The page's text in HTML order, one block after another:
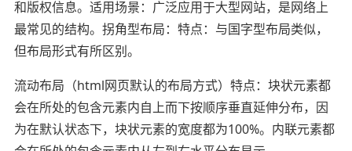
和版权信息。适用场景：广泛应用于大型网站，是网络上
最常见的结构。拐角型布局：特点：与国字型布局类似，
但布局形式有所区别。
流动布局（html网页默认的布局方式）特点：块状元素都
会在所处的包含元素内自上而下按顺序垂直延伸分布，因
为在默认状态下，块状元素的宽度都为100%。内联元素都